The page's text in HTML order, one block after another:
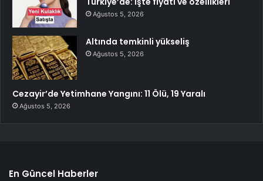
Ağustos 5, 2026
Altında temkinli yükseliş
Ağustos 5, 2026
Cezayir’de Yetimhane Yangını: 11 Ölü, 19 Yaralı
Ağustos 5, 2026
En Güncel Haberler